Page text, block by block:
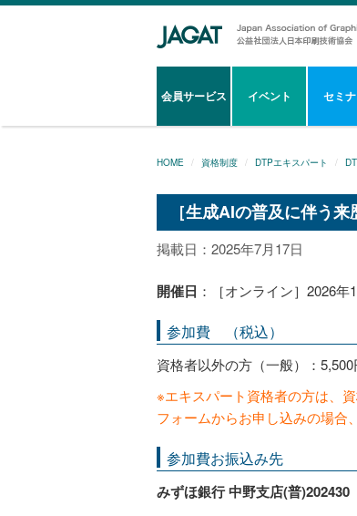
会員サービス イベント セミ
HOME 資格制度 DTPエキスパート
［生成AIの普及に伴う
掲載日：2025年7月17日
開催日 ：［オンライン］2026
参加費 （税込）
資格者以外の方（一般）：5,500
※エキスパート資格者の方は、
フォームからお申し込みの場合
参加費お振込み先
みずほ銀行 中野支店(普